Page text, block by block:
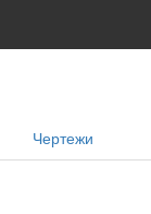
Чертежи